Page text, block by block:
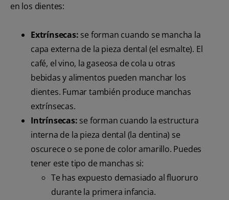
en los dientes:
Extrínsecas: se forman cuando se mancha la
capa externa de la pieza dental (el esmalte). El
café, el vino, la gaseosa de cola u otras
bebidas y alimentos pueden manchar los
dientes. Fumar también produce manchas
extrínsecas.
Intrínsecas: se forman cuando la estructura
interna de la pieza dental (la dentina) se
oscurece o se pone de color amarillo. Puedes
tener este tipo de manchas si:
Te has expuesto demasiado al fluoruro
durante la primera infancia.